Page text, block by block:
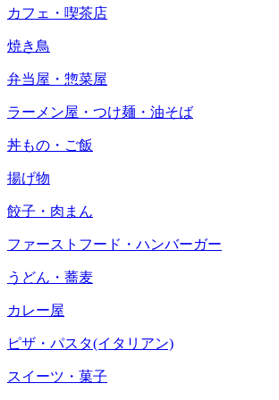
カフェ・喫茶店
焼き鳥
弁当屋・惣菜屋
ラーメン屋・つけ麺・油そば
丼もの・ご飯
揚げ物
餃子・肉まん
ファーストフード・ハンバーガー
うどん・蕎麦
カレー屋
ピザ・パスタ(イタリアン)
スイーツ・菓子